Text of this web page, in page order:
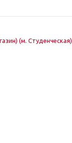
(м. Студенческая)